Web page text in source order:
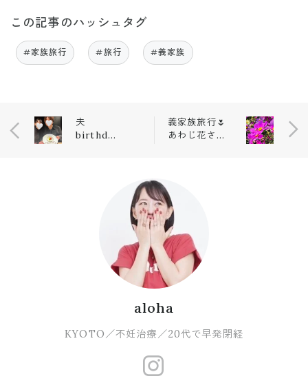
この記事のハッシュタグ
#家族旅行 #旅行 #義家族
夫
birthday
義家族旅行🌷
あわじ花さじ
aloha
KYOTO／不妊治療／20代で早発閉経